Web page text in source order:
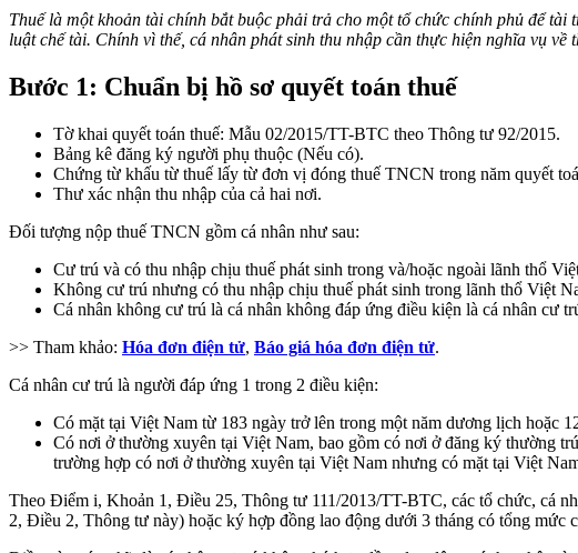
Thuế là một khoản tài chính bắt buộc phải trả cho một tổ chức chính phủ để
luật chế tài. Chính vì thế, cá nhân phát sinh thu nhập cần thực hiện nghĩa vụ
Bước 1: Chuẩn bị hồ sơ quyết toán thuế
Tờ khai quyết toán thuế: Mẫu 02/2015/TT-BTC theo Thông tư 92/2015.
Bảng kê đăng ký người phụ thuộc (Nếu có).
Chứng từ khấu từ thuế lấy từ đơn vị đóng thuế TNCN trong năm quyết
Thư xác nhận thu nhập của cả hai nơi.
Đối tượng nộp thuế TNCN gồm cá nhân như sau:
Cư trú và có thu nhập chịu thuế phát sinh trong và/hoặc ngoài lãnh thổ
Không cư trú nhưng có thu nhập chịu thuế phát sinh trong lãnh thổ Việt
Cá nhân không cư trú là cá nhân không đáp ứng điều kiện là cá nhân cư
>> Tham khảo: Hóa đơn điện tử, Báo giá hóa đơn điện tử.
Cá nhân cư trú là người đáp ứng 1 trong 2 điều kiện:
Có mặt tại Việt Nam từ 183 ngày trở lên trong một năm dương lịch hoặc
Có nơi ở thường xuyên tại Việt Nam, bao gồm có nơi ở đăng ký thường
trường hợp có nơi ở thường xuyên tại Việt Nam nhưng có mặt tại Việt
Theo Điểm i, Khoản 1, Điều 25, Thông tư 111/2013/TT-BTC, các tổ chức, cá
2, Điều 2, Thông tư này) hoặc ký hợp đồng lao động dưới 3 tháng có tổng mức